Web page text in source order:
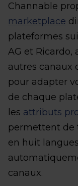
Channable
marketplace
plateformes
AG et Ricardo,
autres canaux
pour adapter
de chaque
les attributs
permettent de
en huit
canaux.